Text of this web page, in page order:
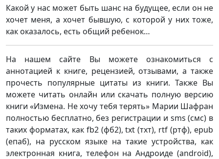
Какой у нас может быть шанс на будущее, если он не
хочет меня, а хочет бывшую, с которой у них тоже,
как оказалось, есть общий ребенок…
На нашем сайте Вы можете ознакомиться с
аннотацией к книге, рецензией, отзывами, а также
прочесть популярные цитаты из книги. Также Вы
можете читать онлайн или скачать полную версию
книги «Измена. Не хочу тебя терять» Марии Шафран
полностью бесплатно, без регистрации и sms (смс) в
таких форматах, как fb2 (фб2), txt (тхт), rtf (ртф), epub
(епаб), на русском языке на такие устройства, как
электронная книга, телефон на Андроиде (android),